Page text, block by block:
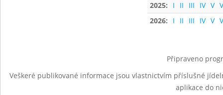
2025:
I II III IV V
2026:
I II III IV V
Připraveno
Veškeré publikované informace jsou vlastnictvím příslušné
aplikace do